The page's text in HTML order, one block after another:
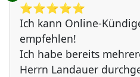
⭐️⭐️⭐️⭐️⭐️
Ich kann Online-
empfehlen!
Ich habe bereits
Herrn Landauer